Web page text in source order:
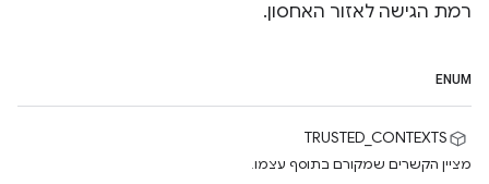
רמת הגישה לאזור האחסון.
ENUM
TRUSTED_CONTEXTS
מציין הקשרים שמקורם בתוסף עצמו.